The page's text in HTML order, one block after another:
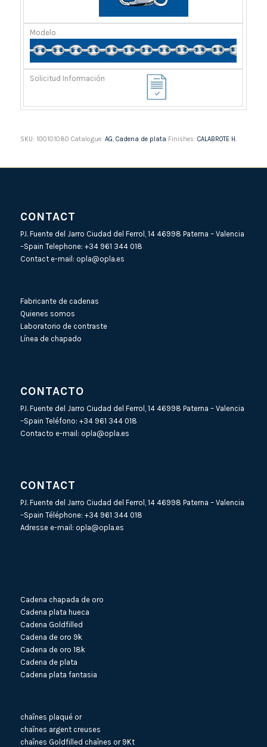
SKU: 100101080 Catalogue: AG Cadena de plata Finishes: CALABROTE H.
CONTACT
P.I. Fuente del Jarro Ciudad del Ferrol, 14 46998 Paterna – Valencia
–Spain Telephone: +34 961 344 018
Contact e-mail: opla@opla.es
Fabricante de cadenas
Quienes somos
Laboratorio de contraste
Línea de chapado
CONTACTO
P.I. Fuente del Jarro Ciudad del Ferrol, 14 46998 Paterna – Valencia
–Spain Teléfono: +34 961 344 018
Contacto e-mail: opla@opla.es
CONTACT
P.I. Fuente del Jarro Ciudad del Ferrol, 14 46998 Paterna – Valencia
–Spain Téléphone: +34 961 344 018
Adresse e-mail: opla@opla.es
Cadena chapada de oro
Cadena plata hueca
Cadena Goldfilled
Cadena de oro 9k
Cadena de oro 18k
Cadena de plata
Cadena plata fantasia
chaînes plaqué or
chaînes argent creuses
chaînes Goldfilled chaînes or 9Kt